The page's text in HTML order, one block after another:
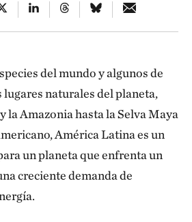
del mundo y algunos de
naturales del planeta,
la Amazonia hasta la Selva Maya
América Latina es un
un planeta que enfrenta un
creciente demanda de